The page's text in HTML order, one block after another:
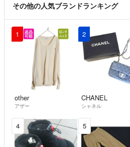
◎喫煙者、ペットおりません。
◎洋服はタグ付き以外
全てホームクリーニング済みです。
◎基本的に「専用」になっていない商品
コメントでやり取り中に他の方がご購
りさせて頂きますのでご了承下さいませ。
◎毎日不規則ですので
その他の人気ブランドランキング
1
other
アザー
2
CHANEL
シャネル
4 5